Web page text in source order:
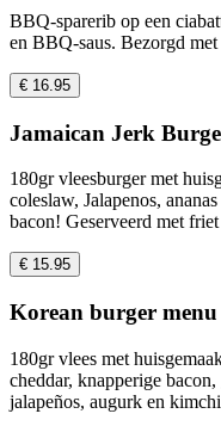
BBQ-sparerib op een
en BBQ-saus. Bezorgd met
€ 16.95
Jamaican Jerk
180gr vleesburger met
coleslaw, Jalapenos,
bacon! Geserveerd met
€ 15.95
Korean burger menu
180gr vlees met
cheddar, knapperige
jalapeños, augurk en